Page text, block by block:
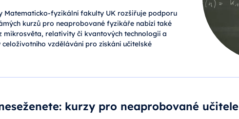
Matematicko-fyzikální fakulty UK rozšiřuje podporu
kurzů pro neaprobované fyzikáře nabízí také
mikrosvěta, relativity či kvantových technologií a
vzdělávání pro získání učitelské
kurzy pro neaprobované učitele